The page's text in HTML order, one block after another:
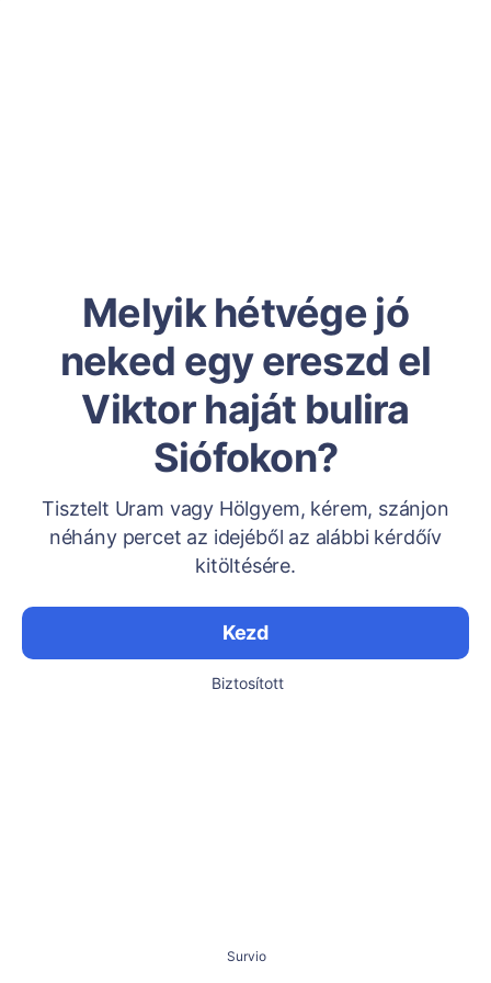
Melyik hétvége jó
neked egy ereszd el
Viktor haját bulira
Siófokon?
Tisztelt Uram vagy Hölgyem, kérem, szánjon
néhány percet az idejéből az alábbi kérdőív
kitöltésére.
Kezd
Biztosított
Survio